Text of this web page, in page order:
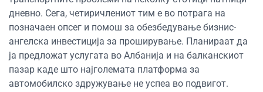
дневно. Сега, четиричлениот тим е во потрага на
позначаен опсег и помош за обезбедување бизнис-
ангелска инвестиција за проширување. Планираат да
ја предложат услугата во Албанија и на балканскиот
пазар каде што најголемата платформа за
автомобилско здружување не успеа во подвигот.